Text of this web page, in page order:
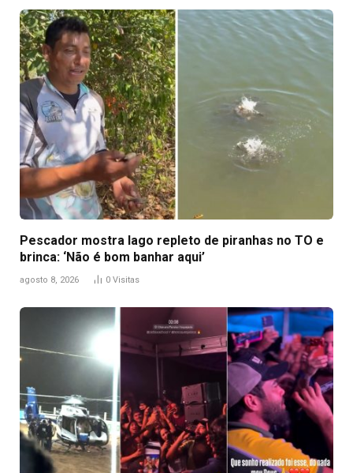
Pescador mostra lago repleto de piranhas no TO e
brinca: ‘Não é bom banhar aqui’
agosto 8, 2026 0 Visitas